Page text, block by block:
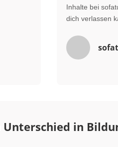
Inhalte bei
dich verlassen
Unterschied in